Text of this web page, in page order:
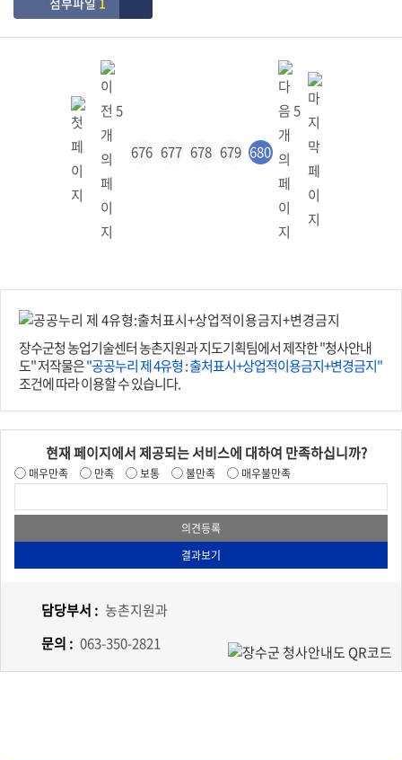
676 677 678 679 680
장수군청 농업기술센터 농촌지원과 지도기획팀에서 제작한 "청사안내
도" 저작물은"공공누리 제 4유형 : 출처표시+상업적이용금지+변경금지"
조건에 따라 이용할 수 있습니다.
현재 페이지에서 제공되는 서비스에 대하여 만족하십니까?
매우만족 만족 보통 불만족 매우불만족
담당부서 : 농촌지원과
문의 : 063-350-2821